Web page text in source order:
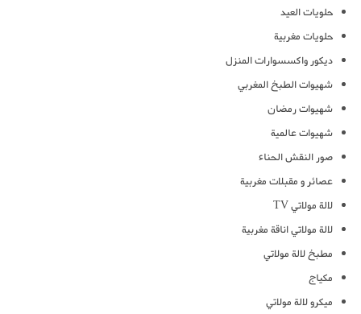
حلويات العيد
حلويات مغربية
ديكور واكسسوارات المنزل
شهيوات الطبخ المغربي
شهيوات رمضان
شهيوات عالمية
صور النقش الحناء
عصائر و مقبلات مغربية
لالة مولاتي TV
لالة مولاتي اناقة مغربية
مطبخ لالة مولاتي
مكياج
ميكرو لالة مولاتي